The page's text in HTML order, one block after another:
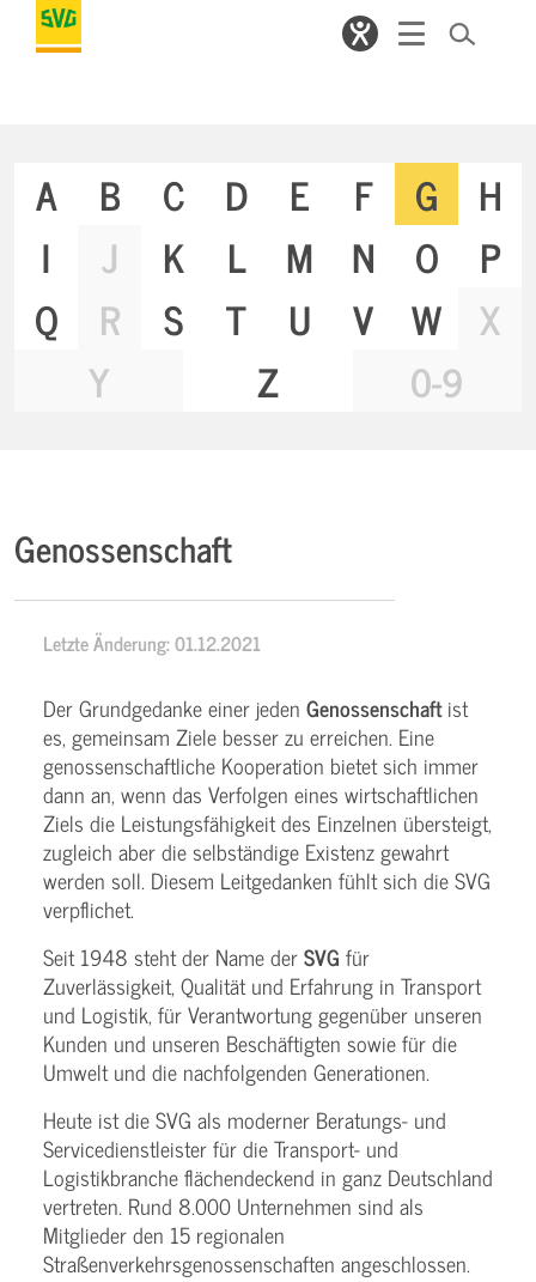
A B C D E F G
H
I
J K L M N O
P
Q
R S T U V W
X
Y
Z 0-9
Genossenschaft
Letzte Änderung: 01.12.2021
Der Grundgedanke einer jeden Genossenschaftist
es, gemeinsam Ziele besser zu erreichen. Eine
genossenschaftliche Kooperation bietet sich immer
dann an, wenn das Verfolgen eines wirtschaftlichen
Ziels die Leistungsfähigkeit des Einzelnen übersteigt,
zugleich aber die selbständige Existenz gewahrt
werden soll. Diesem Leitgedanken fühlt sich die SVG
verpflichet.
Seit 1948 steht der Name derSVG für
Zuverlässigkeit, Qualität und Erfahrung in Transport
und Logistik, für Verantwortung gegenüber unseren
Kunden und unseren Beschäftigten sowie für die
Umwelt und die nachfolgenden Generationen.
Heute ist die SVG als moderner Beratungs- und
Servicedienstleister für die Transport- und
Logistikbranche flächendeckend in ganz Deutschland
vertreten. Rund 8.000 Unternehmen sind als
Mitglieder den 15 regionalen
Straßenverkehrsgenossenschaften angeschlossen.